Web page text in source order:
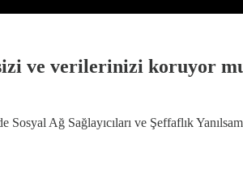
ve verilerinizi koruyor
Ağ Sağlayıcıları ve Şeffaflık